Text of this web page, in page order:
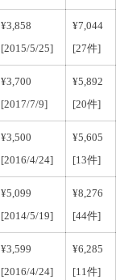
¥3,858
[2015/5/25]
¥7,044
[27件]
¥3,700
[2017/7/9]
¥5,892
[20件]
¥3,500
[2016/4/24]
¥5,605
[13件]
¥5,099
[2014/5/19]
¥8,276
[44件]
¥3,599
[2016/4/24]
¥6,285
[11件]